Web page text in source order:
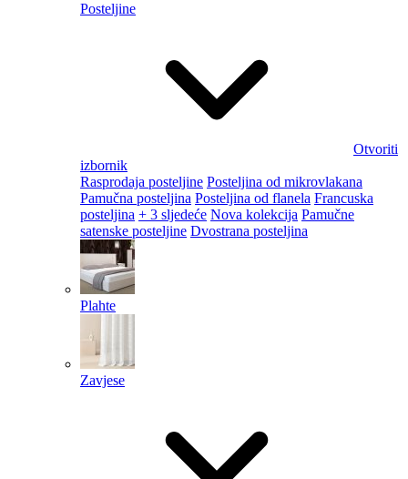
Posteljine
Otvoriti
izbornik
Rasprodaja posteljine Posteljina od mikrovlakana
Pamučna posteljina Posteljina od flanela Francuska
posteljina + 3 sljedeće Nova kolekcija Pamučne
satenske posteljine Dvostrana posteljina
Plahte
Zavjese